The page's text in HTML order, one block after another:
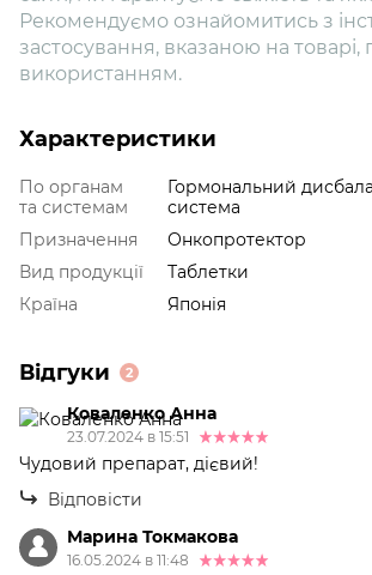
Рекомендуємо ознайомитись з
застосування, вказаною на товарі,
використанням.
Характеристики
По органам
та системам
Гормональний
система
Призначення
Онкопротектор
Вид продукції
Таблетки
Країна
Японія
Відгуки 2
Коваленко Анна
23.07.2024 в 15:51
Чудовий препарат, дієвий!
Відповісти
Марина Токмакова
16.05.2024 в 11:48